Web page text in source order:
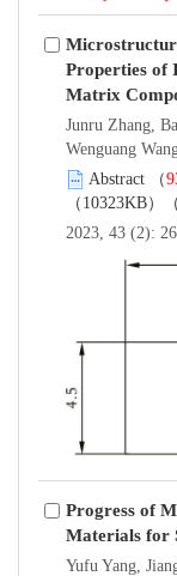
Properties of
Matrix
Junru Zhang,
Wenguang
Abstract （
（10323KB）（
2023, 43 (2):
Progress of
Materials for
Yufu Yang,